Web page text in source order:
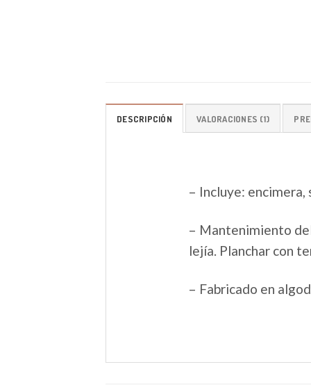
DESCRIPCIÓN VALORACIONES (1)
– Incluye: encimera,
– Mantenimiento
lejía. Planchar con
– Fabricado en